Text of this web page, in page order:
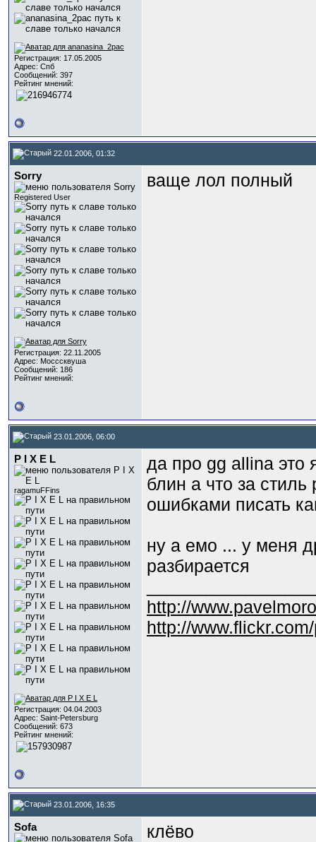
Регистрация: 17.05.2005
Адрес: Спб
Сообщений: 397
Рейтинг мнений:
22.01.2006, 01:32
Sorry
Registered User
Регистрация: 22.11.2005
Адрес: Мосссквуша
Сообщений: 186
Рейтинг мнений:
ваще лол полный
23.01.2006, 06:00
P I X E L
ragamuFFins
Регистрация: 04.04.2003
Адрес: Saint-Petersburg
Сообщений: 673
Рейтинг мнений:
да про gg allina это
блин а что за стиль
ошибками писать
ну а емо ... у меня
разбирается
http://
http://
23.01.2006, 16:35
Sofa клёво